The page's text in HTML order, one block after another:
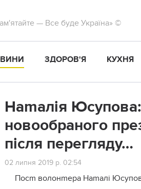
— Все буде Україна» ©
ЗДОРОВ'Я КУХНЯ
Наmалія
новообраного
після перегляду…
02 липня 2019 р. 02:54
Посm волонmера Наmалі